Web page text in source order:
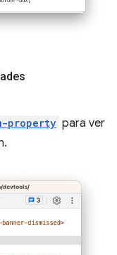
property para ver